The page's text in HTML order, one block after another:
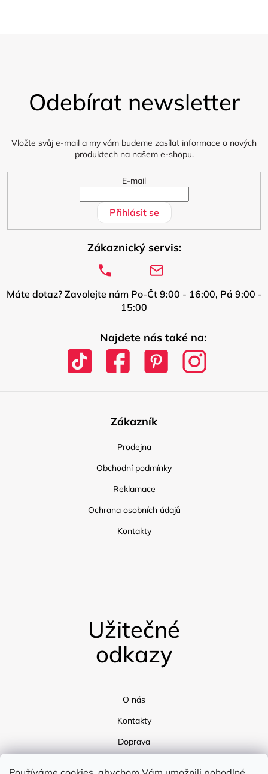
Odebírat newsletter
Vložte svůj e-mail a my vám budeme zasílat informace o nových
produktech na našem e-shopu.
E-mail
Přihlásit se
Zákaznický servis:
Máte dotaz? Zavolejte nám Po-Čt 9:00 - 16:00, Pá 9:00 -
15:00
Najdete nás také na:
Zákazník
Prodejna
Obchodní podmínky
Reklamace
Ochrana osobních údajů
Kontakty
Užitečné
odkazy
O nás
Kontakty
Doprava